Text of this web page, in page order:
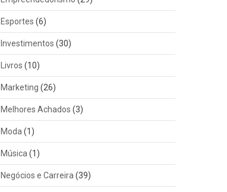
Esportes (6)
Investimentos (30)
Livros (10)
Marketing (26)
Melhores Achados (3)
Moda (1)
Música (1)
Negócios e Carreira (39)